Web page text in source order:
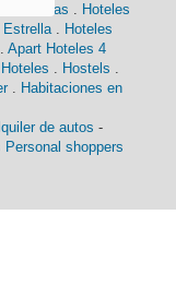
4 Estrellas . Hoteles
Estrella. Hoteles
. Apart Hoteles 4
. Hostels .
. Habitaciones en
de autos -
Personal shoppers